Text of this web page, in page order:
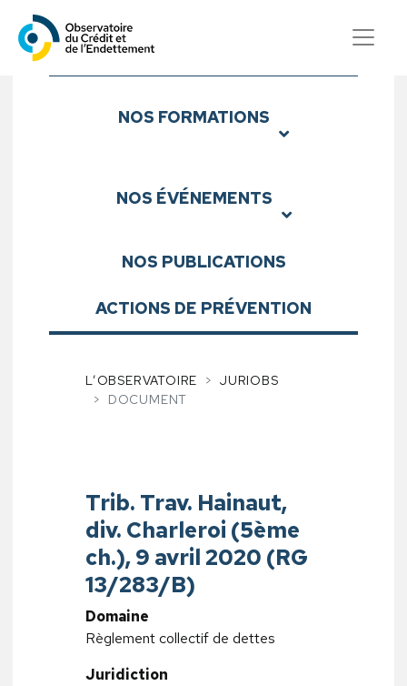
Observatoire du Crédit et
Sous-menu
NOS FORMATIONS
NOS ÉVÉNEMENTS
NOS PUBLICATIONS
ACTIONS DE PRÉVENTION
L’OBSERVATOIRE
JURIOBS
DOCUMENT
Trib. Trav. Hainaut,
div. Charleroi (5ème
ch.), 9 avril 2020 (RG
13/283/B)
Domaine
Règlement collectif de dettes
Juridiction